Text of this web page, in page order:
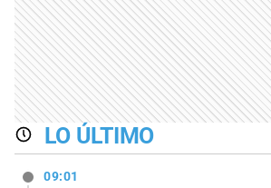
LO ÚLTIMO
09:01